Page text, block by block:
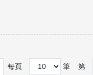
每頁 筆 第